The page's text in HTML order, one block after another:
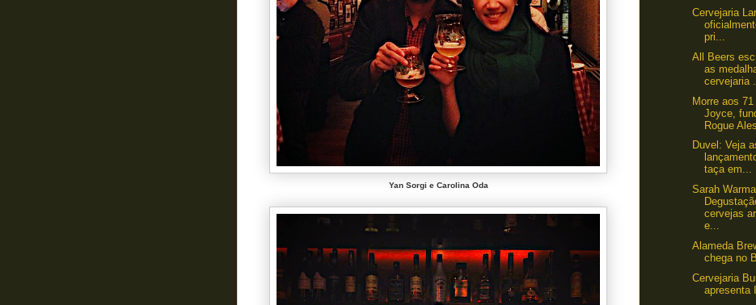
Yan Sorgi e Carolina Oda
Cervejaria
pri...
All Beers
as
cervejaria ...
Morre aos
Joyce,
Rogue Ales
Duvel: Veja
taça em...
Sarah
cervejas
e...
Alameda
chega no
Cervejaria
apresenta